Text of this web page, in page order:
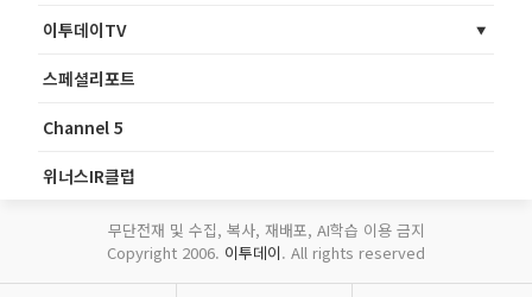
이투데이TV
스페셜리포트
Channel 5
위너스IR클럽
무단전재 및 수집, 복사, 재배포, AI학습 이용 금지
Copyright 2006. 이투데이. All rights reserved